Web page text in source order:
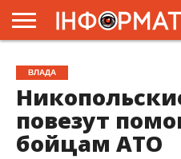
ГОЛОВНА
ЖИТТЯ
ВЛАДА
ГРОШІ
ТРЕШ
ПРЕС-
РЕЛІЗИ
РЕКЛАМА
ПРОЕКТИ
ВЛАДА
повезут
бойцам АТО